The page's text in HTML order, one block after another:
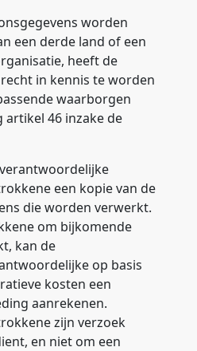
worden
een derde land of een
heeft de
in kennis te worden
waarborgen
artikel 46 inzake de
een kopie van de
die worden verwerkt.
om bijkomende
kan de
op basis
kosten een
aanrekenen.
zijn verzoek
en niet om een